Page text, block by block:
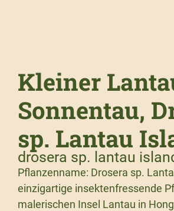
Kleiner
Sonnentau,
sp. Lantau
drosera sp. lantau
Pflanzenname: Drosera sp.
einzigartige insektenfressende
malerischen Insel Lantau in